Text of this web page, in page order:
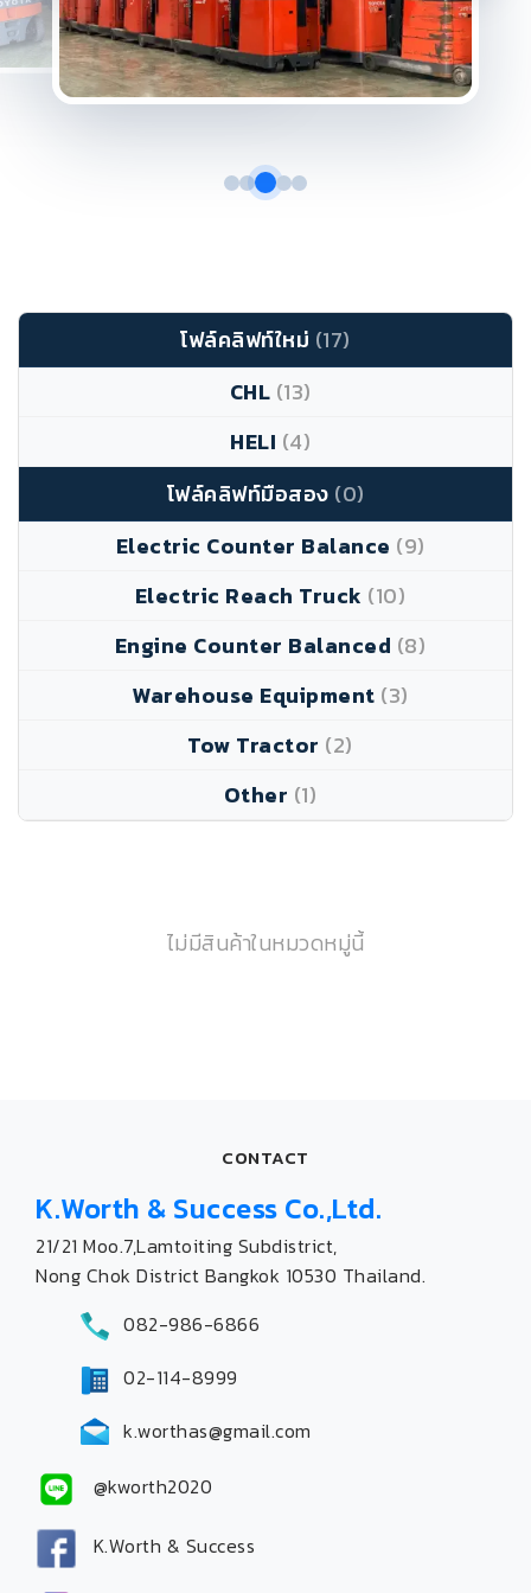
โฟล์คลิฟท์ใหม่ (17)
CHL (13)
HELI (4)
โฟล์คลิฟท์มือสอง (0)
Electric Counter Balance (9)
Electric Reach Truck (10)
Engine Counter Balanced (8)
Warehouse Equipment (3)
Tow Tractor (2)
Other (1)
ไม่มีสินค้าในหมวดหมู่นี้
CONTACT
K.Worth & Success Co.,Ltd.
21/21 Moo.7,Lamtoiting Subdistrict,
Nong Chok District Bangkok 10530 Thailand.
082-986-6866
02-114-8999
k.worthas@gmail.com
@kworth2020
K.Worth & Success